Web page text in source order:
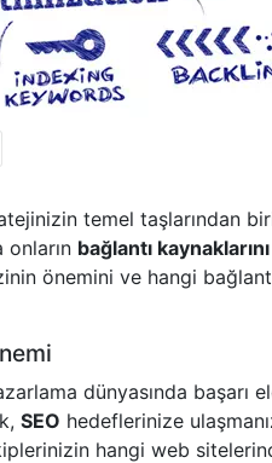
temel taşlarından
onların bağlantı kaynaklarını
önemini ve hangi
dünyasında başarı
SEO hedeflerinize
hangi web